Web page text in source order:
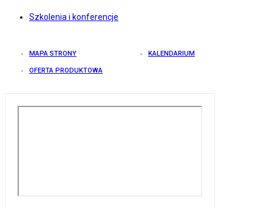
Szkolenia i konferencje
MAPA STRONY KALENDARIUM
OFERTA PRODUKTOWA